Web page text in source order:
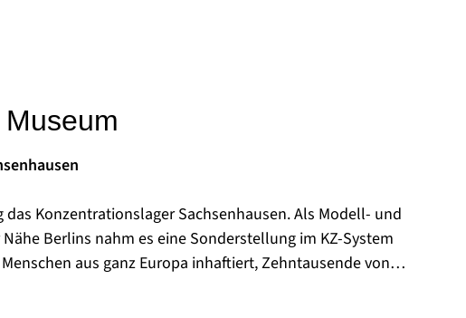
Konzentrationslager Sachsenhausen. Als Modell- und
Berlins nahm es eine Sonderstellung im KZ-System
aus ganz Europa inhaftiert, Zehntausende von
aufgrund der unmenschlichen Behandlung.